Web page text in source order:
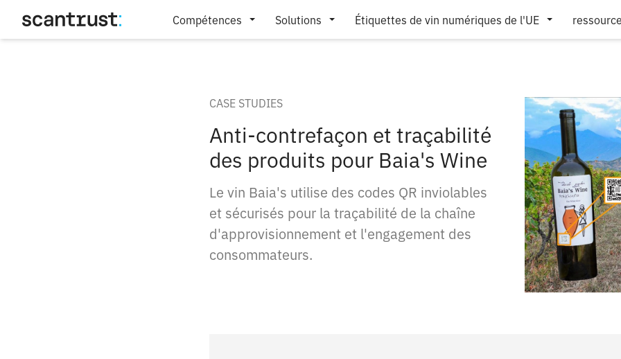
Compétences Solutions Étiquettes de vin numériques de l'UE
CASE STUDIES
Anti-contrefaçon et traçabilité
des produits pour Baia's Wine
Le vin Baia's utilise des codes QR inviolables
et sécurisés pour la traçabilité de la chaîne
d'approvisionnement et l'engagement des
consommateurs.